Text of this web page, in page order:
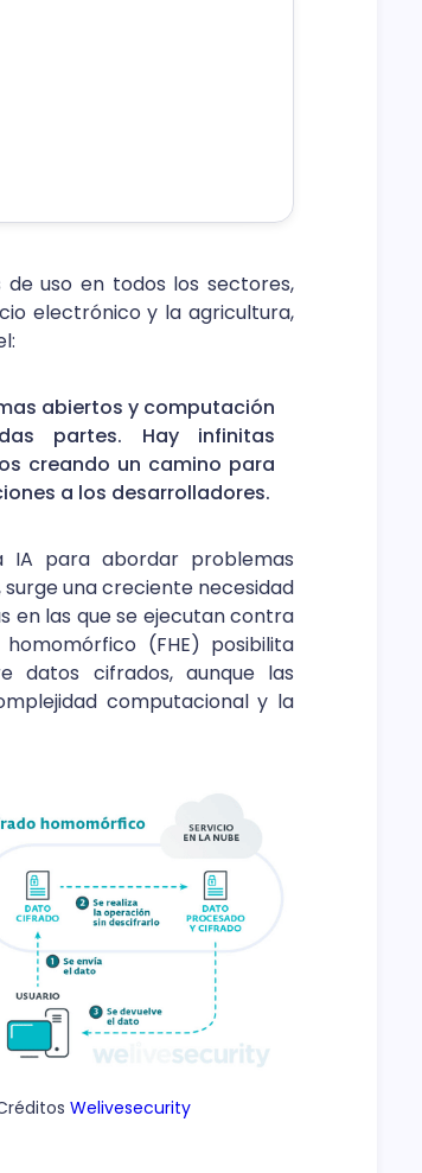
uso en todos los sectores,
electrónico y la agricultura,
abiertos y computación
partes. Hay infinitas
creando un camino para
a los desarrolladores.
para abordar problemas
una creciente necesidad
en las que se ejecutan contra
(FHE) posibilita
datos cifrados, aunque las
computacional y la
Welivesecurity